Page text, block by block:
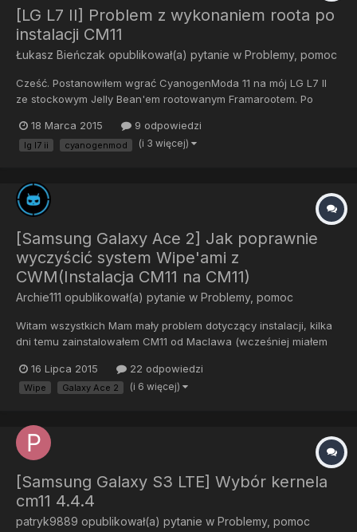
[LG L7 II] Problem z wykonaniem roota po
instalacji CM11
Łukasz Bieńczak opublikował(a) pytanie w Problemy, pomoc
Cześć. Postanowiłem wgrać CyanogenModa 11 na mój LG L7 II
ze stockowym Jelly Bean'em rootowanym Framarootem. Po
rootuje na stałe), lecz telefon z p710 "zamienił się" na p715 i
upgradował do 4.4.4, przez co nie mogę użyć Framaroota, gdyż
18 Marca 2015 9 odpowiedzi
lg l7 ii cyanogenmod (i 3 więcej)
[Samsung Galaxy Ace 2] Jak poprawnie
wyczyścić system Wipe'ami z
CWM(Instalacja CM11 na CM11)
Archie111 opublikował(a) pytanie w Problemy, pomoc
Witam wszystkich Mam mały problem dotyczący instalacji, kilka
dni temu zainstalowałem CM11 od Maclawa (wcześniej miałem
TeamCanijca i niewiem czy w przypadku instlki CM na CM
trzeba robić wszystkie Wipe'y. Może napisze jak mam zamiar to
16 Lipca 2015 22 odpowiedzi
Wipe Galaxy Ace 2 (i 6 więcej)
[Samsung Galaxy S3 LTE] Wybór kernela
cm11 4.4.4
patryk9889 opublikował(a) pytanie w Problemy, pomoc